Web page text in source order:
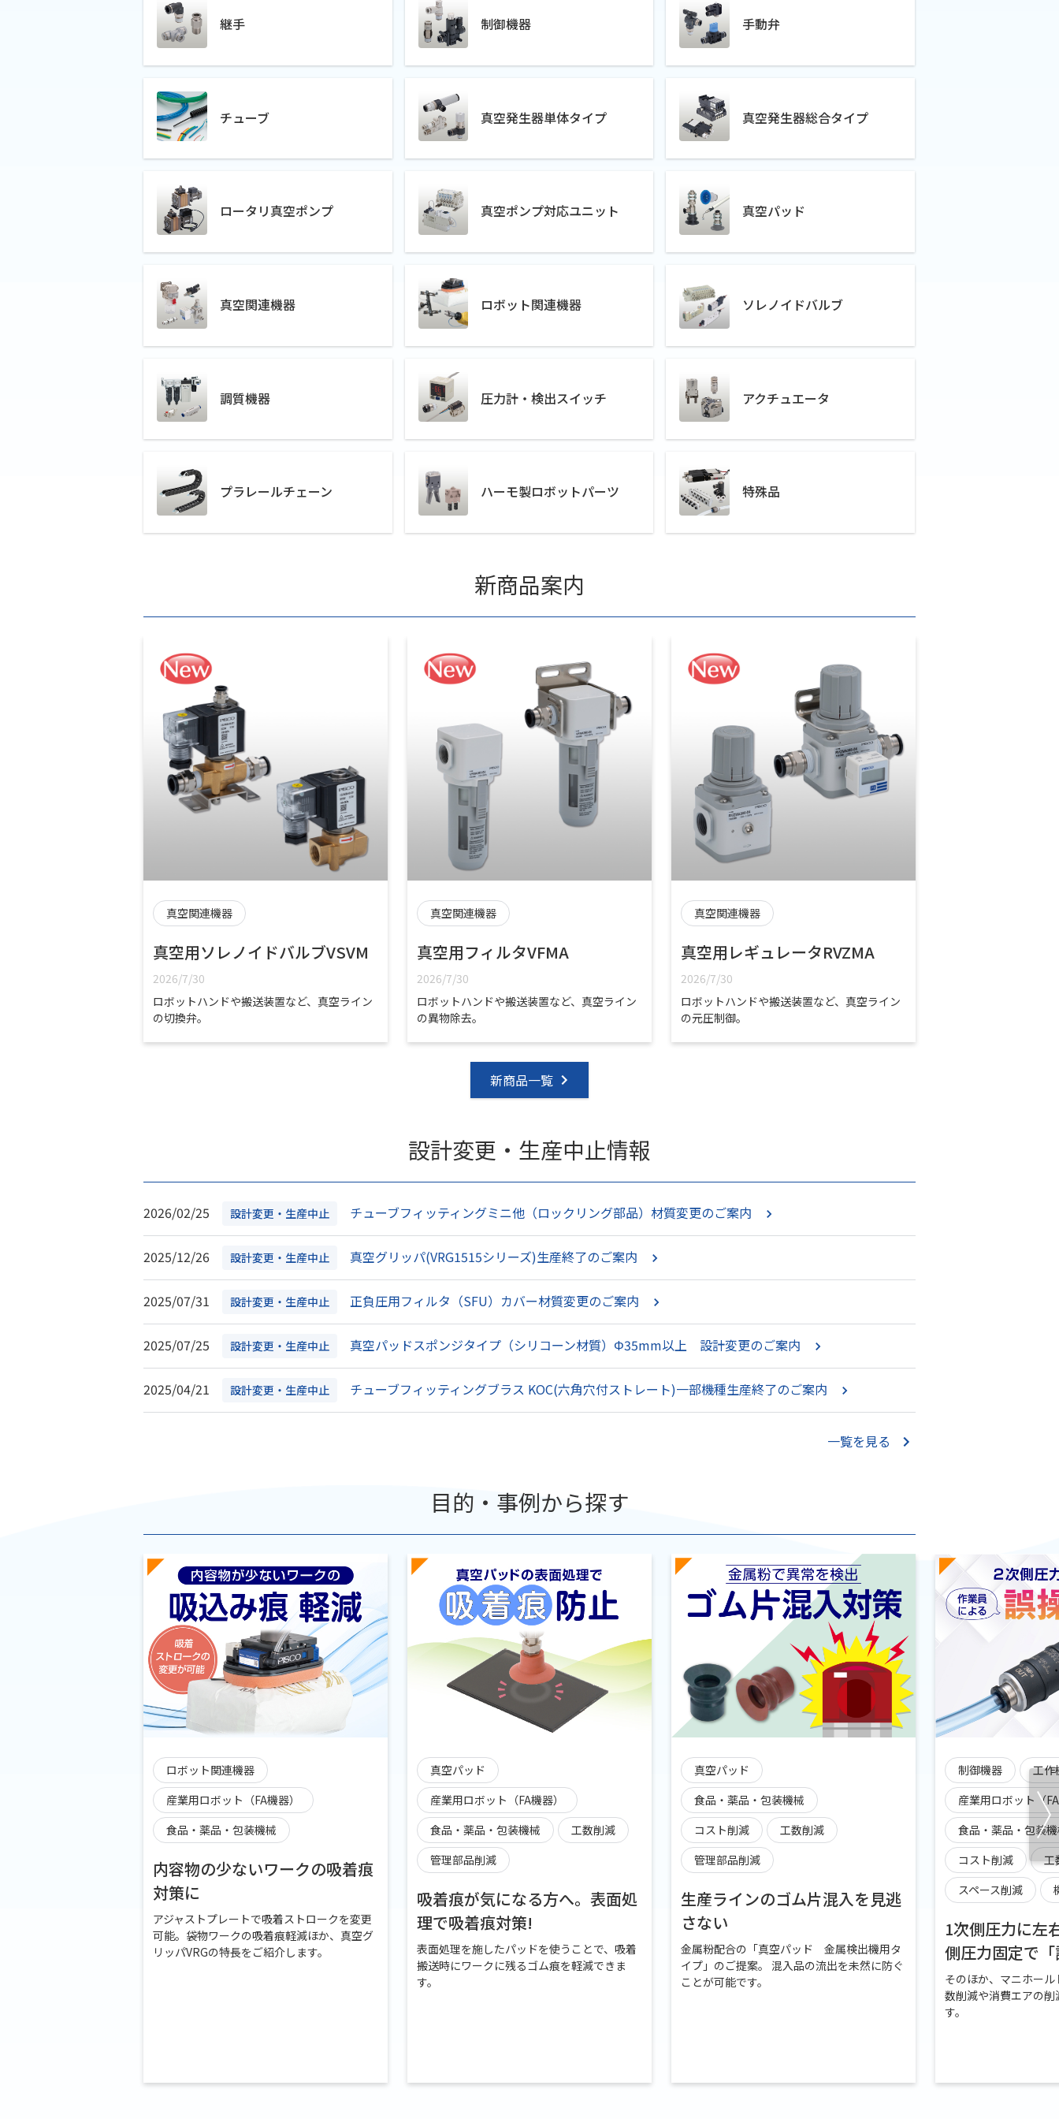
継手 制御機器 手動弁
チューブ 真空発生器単体タイプ 真空発生器総合タイプ
ロータリ真空ポンプ 真空ポンプ対応ユニット 真空パッド
真空関連機器 ロボット関連機器 ソレノイドバルブ
調質機器 圧力計・検出スイッチ アクチュエータ
プラレールチェーン ハーモ製ロボットパーツ 特殊品
新商品案内
真空関連機器
真空用ソレノイドバルブVSVM
2026/7/30
ロボットハンドや搬送装置など、真空ライン
の切換弁。
真空関連機器
真空用フィルタVFMA
2026/7/30
ロボットハンドや搬送装置など、真空ライン
の異物除去。
真空関連機器
真空用レギュレータRVZMA
2026/7/30
ロボットハンドや搬送装置など、真空ライン
の元圧制御。
新商品一覧
設計変更・生産中止情報
2026/02/25 設計変更・生産中止 チューブフィッティングミニ他（ロックリング部品）材質変更のご案内
2025/12/26 設計変更・生産中止 真空グリッパ(VRG1515シリーズ)生産終了のご案内
2025/07/31 設計変更・生産中止 正負圧用フィルタ（SFU）カバー材質変更のご案内
2025/07/25 設計変更・生産中止 真空パッドスポンジタイプ（シリコーン材質）Φ35mm以上 設計変更のご案内
2025/04/21 設計変更・生産中止 チューブフィッティングブラス KOC(六角穴付ストレート)一部機種生産終了のご案内
一覧を見る
目的・事例から探す
ロボット関連機器
産業用ロボット（FA機器）
食品・薬品・包装機械
内容物の少ないワークの吸着痕
対策に
アジャストプレートで吸着ストロークを変更
可能。袋物ワークの吸着痕軽減ほか、真空グ
リッパVRGの特長をご紹介します。
真空パッド
産業用ロボット（FA機器）
食品・薬品・包装機械
工数削減
管理部品削減
吸着痕が気になる方へ。表面処
理で吸着痕対策!
表面処理を施したパッドを使うことで、吸着
搬送時にワークに残るゴム痕を軽減できま
す。
真空パッド
食品・薬品・包装機械
コスト削減
工数削減
管理部品削減
生産ラインのゴム片混入を見逃
さない
金属粉配合の「真空パッド 金属検出機用タ
イプ」のご提案。 混入品の流出を未然に防ぐ
ことが可能です。
制御機器
工作
産業用ロボット（
食品・薬品・包装
コスト削減
工
スペース削減
1次側圧力に左
側圧力固定で
そのほか、マニホー
数削減や消費エアの
す。